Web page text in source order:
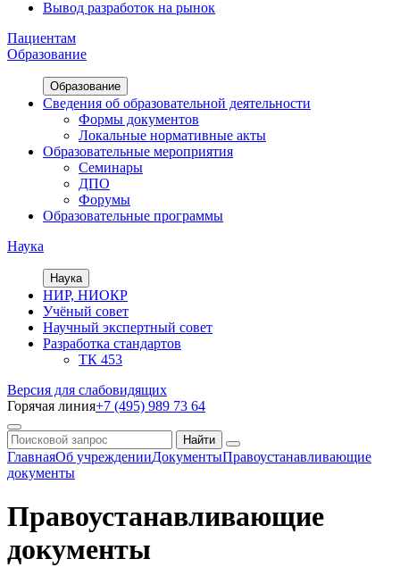
Вывод разработок на рынок
Пациентам
Образование
Образование
Сведения об образовательной деятельности
Формы документов
Локальные нормативные акты
Образовательные мероприятия
Семинары
ДПО
Форумы
Образовательные программы
Наука
Наука
НИР, НИОКР
Учёный совет
Научный экспертный совет
Разработка стандартов
ТК 453
Версия для слабовидящих
Горячая линия+7 (495) 989 73 64
ГлавнаяОб учрежденииДокументыПравоустанавливающие
документы
Правоустанавливающие
документы